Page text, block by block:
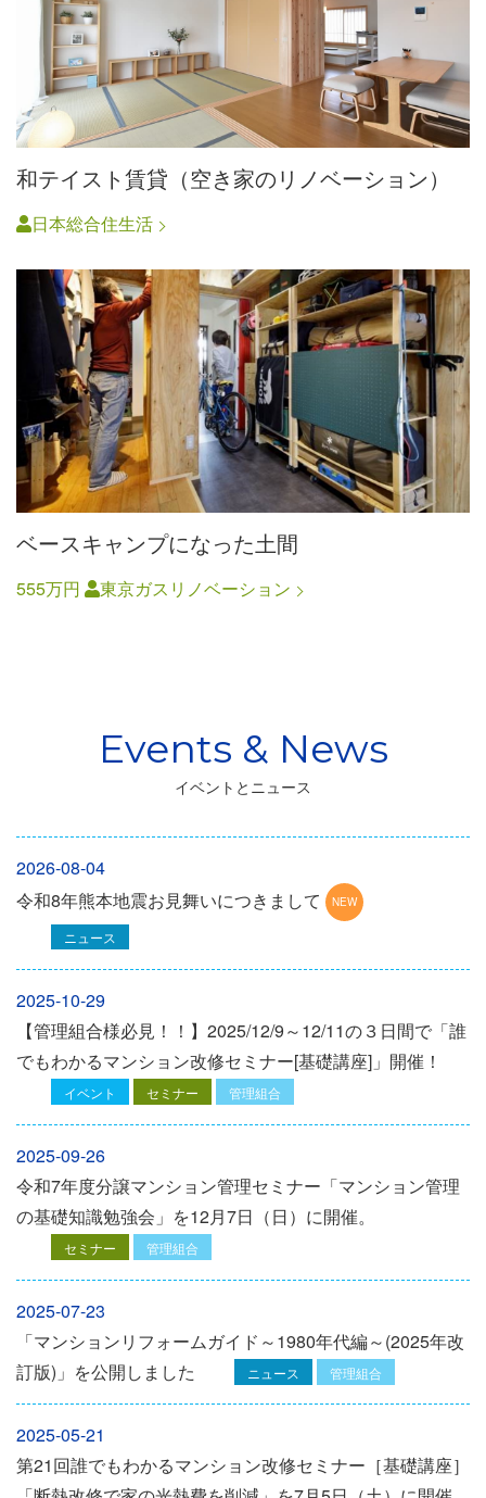
和テイスト賃貸（空き家のリノベーション）
日本総合住生活
ベースキャンプになった土間
555万円 東京ガスリノベーション
イベントとニュース
2026-08-04
令和8年熊本地震お見舞いにつきまして
ニュース
2025-10-29
【管理組合様必見！！】2025/12/9～12/11の３日間で「誰
でもわかるマンション改修セミナー[基礎講座]」開催！
イベント セミナー 管理組合
2025-09-26
令和7年度分譲マンション管理セミナー「マンション管理
の基礎知識勉強会」を12⽉7⽇（⽇）に開催。
セミナー 管理組合
2025-07-23
「マンションリフォームガイド～1980年代編～(2025年改
訂版)」を公開しました
ニュース 管理組合
2025-05-21
第21回誰でもわかるマンション改修セミナー［基礎講座］